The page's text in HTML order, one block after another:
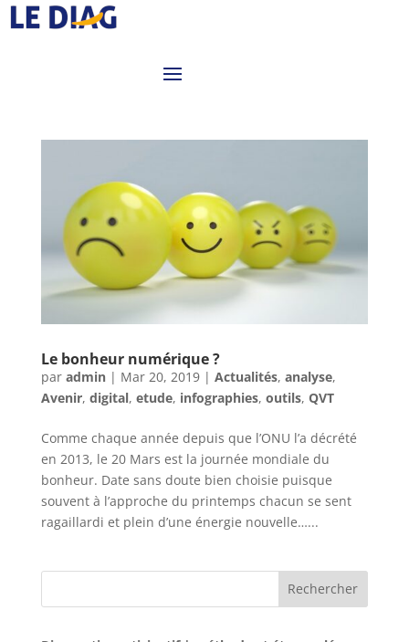
Le bonheur numérique ?
par admin| Mar 20, 2019| Actualités, analyse,
Avenir, digital, etude, infographies, outils, QVT
Comme chaque année depuis que l’ONU l’a décrété
en 2013, le 20 Mars est la journée mondiale du
bonheur. Date sans doute bien choisie puisque
souvent à l’approche du printemps chacun se sent
ragaillardi et plein d’une énergie nouvelle…...
Rechercher